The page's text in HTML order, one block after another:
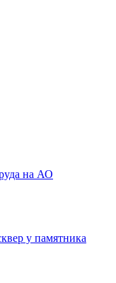
на АО
у памятника